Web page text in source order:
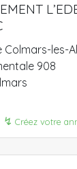
Colmars-les-
908
↯ Créez votre